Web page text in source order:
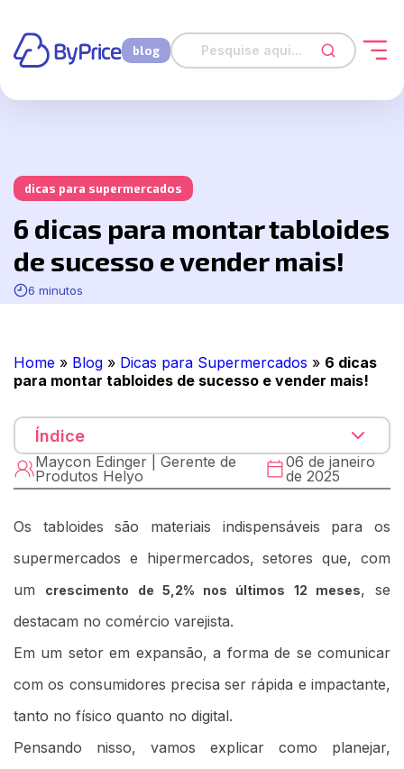
blog
dicas para supermercados
6 dicas para montar tabloides
de sucesso e vender mais!
6 minutos
Home » Blog » Dicas para Supermercados » 6 dicas
para montar tabloides de sucesso e vender mais!
Maycon Edinger | Gerente de
Produtos Helyo
06 de janeiro
de 2025
Os tabloides são materiais indispensáveis para os
supermercados e hipermercados, setores que, com
um
crescimento de 5,2% nos últimos 12 meses, se
destacam no comércio varejista.
Em um setor em expansão, a forma de se comunicar
com os consumidores precisa ser rápida e impactante,
tanto no físico quanto no digital.
Pensando nisso, vamos explicar como planejar,
Índice